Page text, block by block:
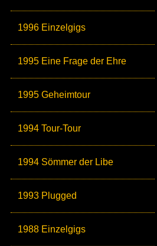
1996 Einzelgigs
1995 Eine Frage der Ehre
1995 Geheimtour
1994 Tour-Tour
1994 Sömmer der Libe
1993 Plugged
1988 Einzelgigs